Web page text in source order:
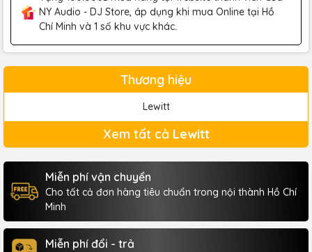
NY Audio - DJ Store, áp dụng khi mua Online tại Hồ
Chí Minh và 1 số khu vực khác.
Thương hiệu
Lewitt
Xem tất cả Lewitt
Miễn phí vận chuyển
Cho tất cả đơn hàng tiêu chuẩn trong nội thành Hồ Chí
Minh
Miễn phí đổi - trả